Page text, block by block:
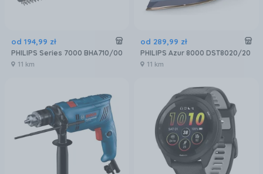
od 194,99 zł
PHILIPS Series 7000 BHA710/00
11 km
od 289,99 zł
PHILIPS Azur 8000 DST8020/20
11 km